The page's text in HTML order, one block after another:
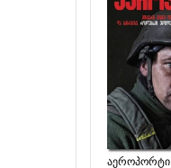
აეროპორტი